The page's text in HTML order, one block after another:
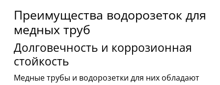
Преимущества водорозеток для
медных труб
Долговечность и коррозионная
стойкость
Медные трубы и водорозетки для них обладают